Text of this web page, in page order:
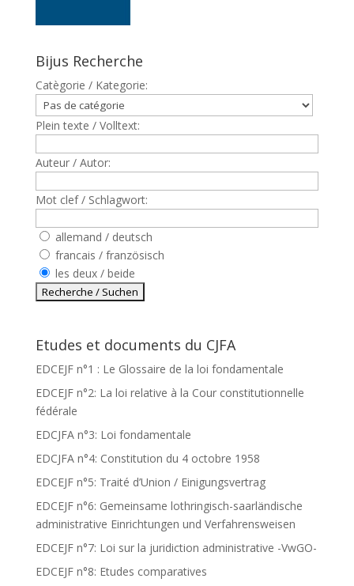
Bijus Recherche
Catègorie / Kategorie:
Plein texte / Volltext:
Auteur / Autor:
Mot clef / Schlagwort:
allemand / deutsch
francais / französisch
les deux / beide
Etudes et documents du CJFA
EDCEJF n°1 : Le Glossaire de la loi fondamentale
EDCEJF n°2: La loi relative à la Cour constitutionnelle
fédérale
EDCJFA n°3: Loi fondamentale
EDCJFA n°4: Constitution du 4 octobre 1958
EDCEJF n°5: Traité d’Union / Einigungsvertrag
EDCEJF n°6: Gemeinsame lothringisch-saarländische
administrative Einrichtungen und Verfahrensweisen
EDCEJF n°7: Loi sur la juridiction administrative -VwGO-
EDCEJF n°8: Etudes comparatives